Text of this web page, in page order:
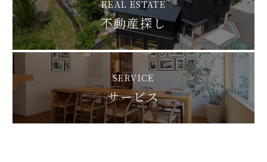
REAL ESTATE
不動産探し
SERVICE
サービス